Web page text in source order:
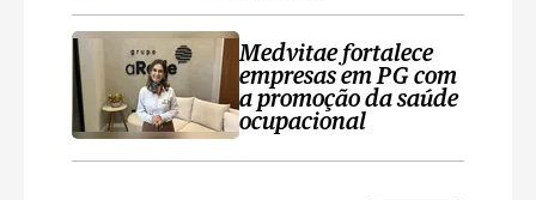
Medvitae fortalece
empresas em PG com
a promoção da saúde
ocupacional